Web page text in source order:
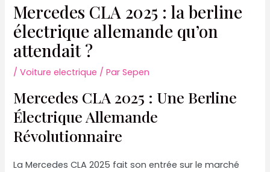
Mercedes CLA 2025 : la berline
électrique allemande qu’on
attendait ?
/Voiture electrique / ParSepen
Mercedes CLA 2025 : Une Berline
Électrique Allemande
Révolutionnaire
La Mercedes CLA 2025 fait son entrée sur le marché